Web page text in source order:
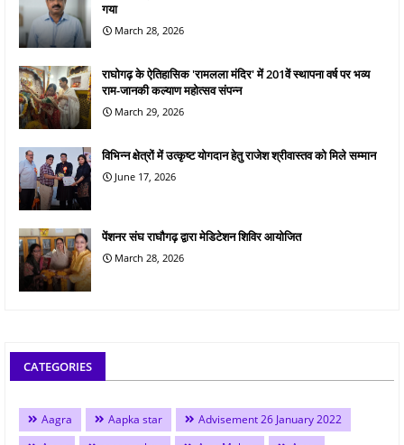
गया
March 28, 2026
राघोगढ़ के ऐतिहासिक 'रामलला मंदिर' में 201वें स्थापना वर्ष पर भव्य
राम-जानकी कल्याण महोत्सव संपन्न
March 29, 2026
विभिन्न क्षेत्रों में उत्कृष्ट योगदान हेतु राजेश श्रीवास्तव को मिले सम्मान
June 17, 2026
पेंशनर संघ राघौगढ़ द्वारा मेडिटेशन शिविर आयोजित
March 28, 2026
CATEGORIES
Aagra Aapka star
Advisement 26 January 2022